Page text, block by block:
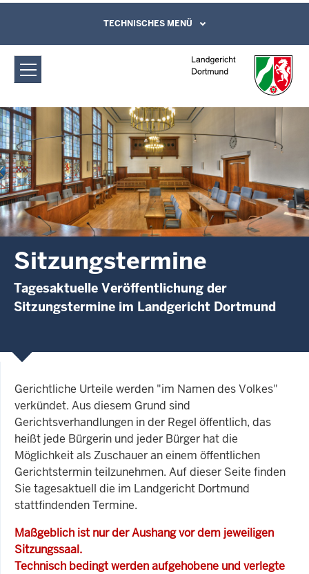
Landgericht Dortmund:
Sitzungstermine
Direkt zum Inhalt
Leichte Sprache, Gebärdensprachenvideo
und Kontaktformular
TECHNISCHES MENÜ
Sitzungstermine
Tagesaktuelle Veröffentlichung der
Sitzungstermine im Landgericht Dortmund
Gerichtliche Urteile werden "im Namen des Volkes"
verkündet. Aus diesem Grund sind
Gerichtsverhandlungen in der Regel öffentlich, das
heißt jede Bürgerin und jeder Bürger hat die
Möglichkeit als Zuschauer an einem öffentlichen
Gerichtstermin teilzunehmen. Auf dieser Seite finden
Sie tagesaktuell die im Landgericht Dortmund
stattfindenden Termine.
Maßgeblich ist nur der Aushang vor dem jeweiligen
Sitzungssaal.
Technisch bedingt werden aufgehobene und verlegte